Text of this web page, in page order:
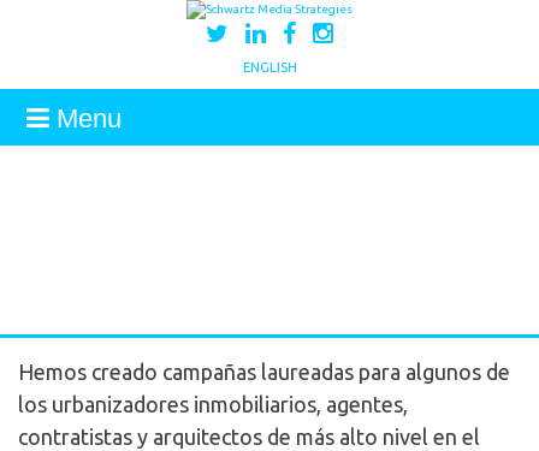
ENGLISH
Menu
Hemos creado campañas laureadas para algunos de
los urbanizadores inmobiliarios, agentes,
contratistas y arquitectos de más alto nivel en el